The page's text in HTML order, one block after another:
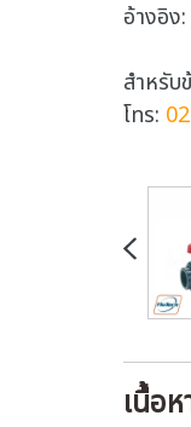
อ้างอิง:
สำหรับ
โทร:
เนื้อ